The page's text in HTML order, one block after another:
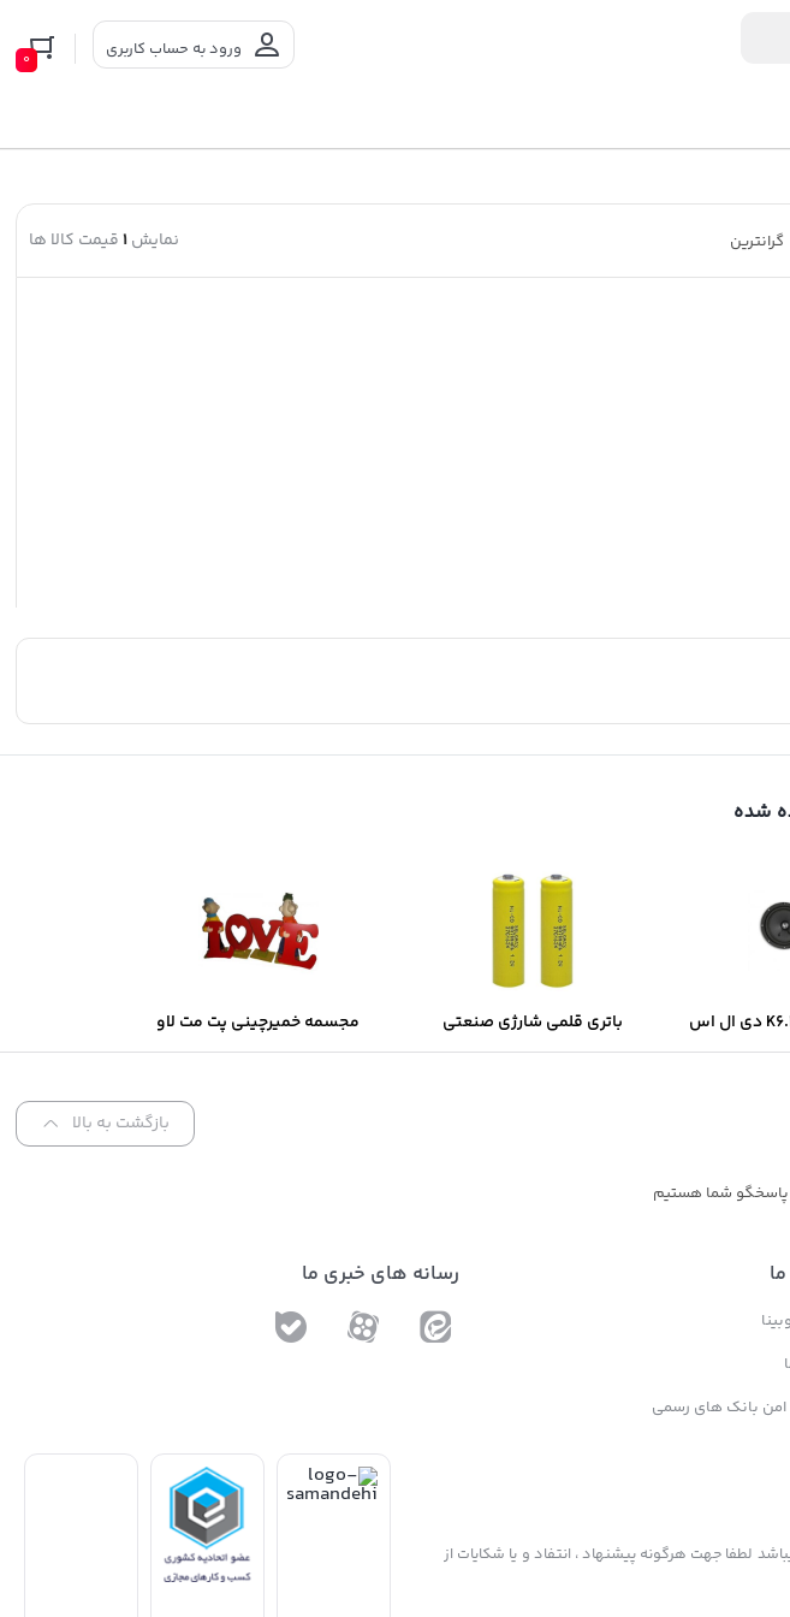
ورود به حساب کاربری 0
گرانترین نمایش1 قیمت کالا ها
شده
باتری قلمی شارژی صنعتی
سولونیکس Solonix
مجسمه خمیرچینی پت مت لاو
بازگشت به بالا
امن بانک های رسمی
رسانه های خبری ما
لطفا جهت هرگونه پیشنهاد ، انتفاد و یا شکایات از